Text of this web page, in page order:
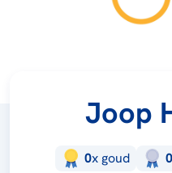
Joop
0x goud 0